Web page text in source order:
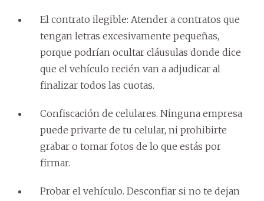
El contrato ilegible: Atender a contratos que
tengan letras excesivamente pequeñas,
porque podrían ocultar cláusulas donde dice
que el vehículo recién van a adjudicar al
finalizar todos las cuotas.
Confiscación de celulares. Ninguna empresa
puede privarte de tu celular, ni prohibirte
grabar o tomar fotos de lo que estás por
firmar.
Probar el vehículo. Desconfiar si no te dejan